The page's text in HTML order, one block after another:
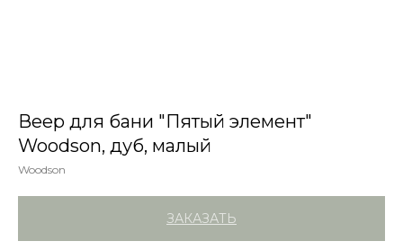
Веер для бани "Пятый элемент"
Woodson, дуб, малый
Woodson
ЗАКАЗАТЬ